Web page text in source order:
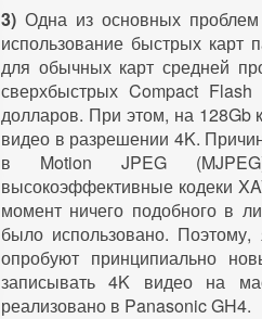
3) Одна из основных
использование быстрых карт
для обычных карт средней
сверхбыстрых Compact
долларов. При этом, на 128Gb
видео в разрешении 4K.
в Motion JPEG
высокоэффективные кодеки
момент ничего подобного в
было использовано.
опробуют принципиально
записывать 4K видео на
реализовано в Panasonic GH4.